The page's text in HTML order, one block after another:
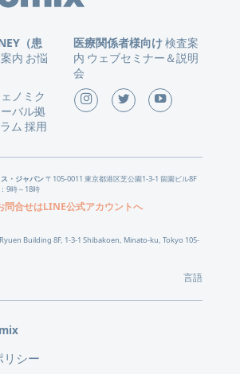
（患
内 お悩
医療関係者様向け検査案
内 ウェブセミナー＆説明
会
ノミク
バル拠
ム 採用
・ジャパン〒105-0011 東京都港区芝公園1-3-1 留園ビル8F
9時～18時
問合せはLINE公式アカウントへ
Ryuen Building 8F, 1-3-1 Shibakoen, Minato-ku, Tokyo 105-
言語
リシー